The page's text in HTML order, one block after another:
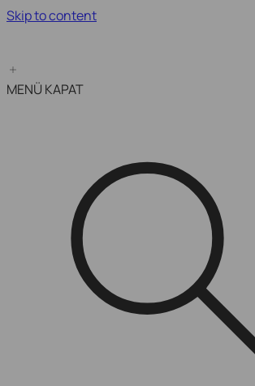
Skip to content
MENÜ KAPAT